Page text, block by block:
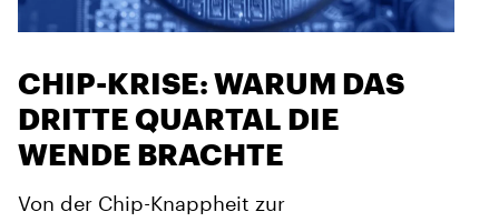
CHIP-KRISE: WARUM DAS
DRITTE QUARTAL DIE
WENDE BRACHTE
Von der Chip-Knappheit zur